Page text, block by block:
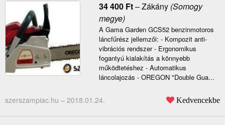
34 400 Ft–Zákány(Somogy
megye)
A Gama Garden GCS52 benzinmotoros
láncfűrész jellemzői: - Kompozit anti-
vibrációs rendszer - Ergonomikus
fogantyú kialakítás a könnyebb
működtetéshez - Automatikus
láncolajozás - OREGON "Double Gua...
szerszampiac.hu – 2018.01.24. Kedvencekbe